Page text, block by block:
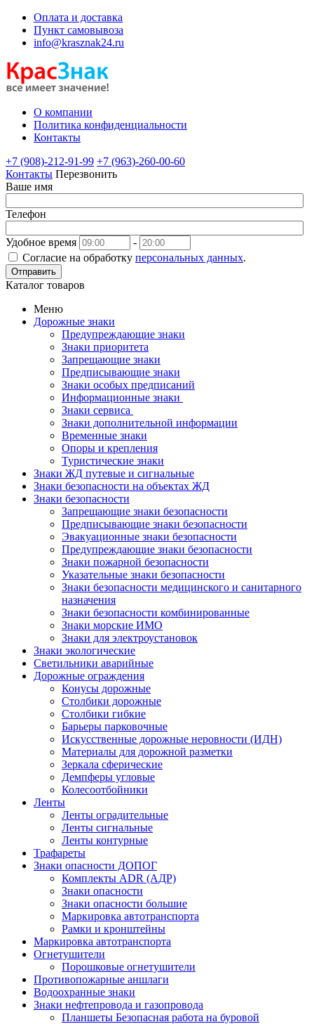
Оплата и доставка
Пункт самовывоза
info@krasznak24.ru
О компании
Политика конфиденциальности
Контакты
+7 (908)-212-91-99 +7 (963)-260-00-60
Контакты Перезвонить
Ваше имя
Телефон
Удобное время
-
Согласие на обработку персональных данных.
Отправить
Каталог товаров
Меню
Дорожные знаки
Предупреждающие знаки
Знаки приоритета
Запрещающие знаки
Предписывающие знаки
Знаки особых предписаний
Информационные знаки
Знаки сервиса
Знаки дополнительной информации
Временные знаки
Опоры и крепления
Туристические знаки
Знаки ЖД путевые и сигнальные
Знаки безопасности на объектах ЖД
Знаки безопасности
Запрещающие знаки безопасности
Предписывающие знаки безопасности
Эвакуационные знаки безопасности
Предупреждающие знаки безопасности
Знаки пожарной безопасности
Указательные знаки безопасности
Знаки безопасности медицинского и санитарного
назначения
Знаки безопасности комбинированные
Знаки морские ИМО
Знаки для электроустановок
Знаки экологические
Светильники аварийные
Дорожные ограждения
Конусы дорожные
Столбики дорожные
Столбики гибкие
Барьеры парковочные
Искусственные дорожные неровности (ИДН)
Материалы для дорожной разметки
Зеркала сферические
Демпферы угловые
Колесоотбойники
Ленты
Ленты оградительные
Ленты сигнальные
Ленты контурные
Трафареты
Знаки опасности ДОПОГ
Комплекты ADR (АДР)
Знаки опасности
Знаки опасности большие
Маркировка автотранспорта
Рамки и кронштейны
Маркировка автотранспорта
Огнетушители
Порошковые огнетушители
Противопожарные аншлаги
Водоохранные знаки
Знаки нефтепровода и газопровода
Планшеты Безопасная работа на буровой